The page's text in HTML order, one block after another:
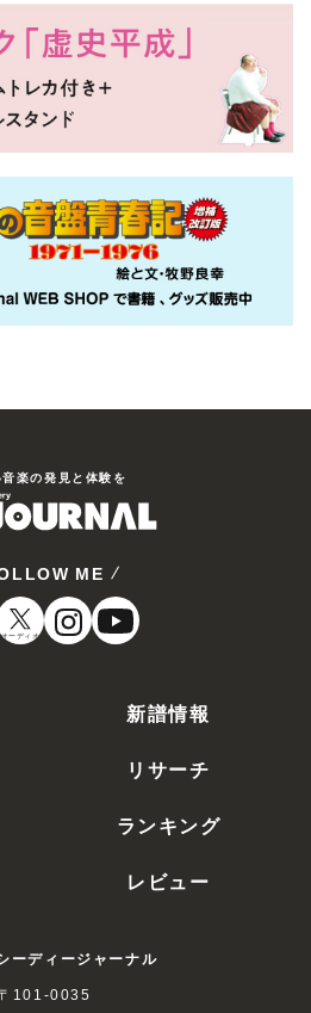
楽の発⾒と体験を
ME
オーディオ
新譜情報
リサーチ
ランキング
レビュー
ーディージャーナル
101-0035